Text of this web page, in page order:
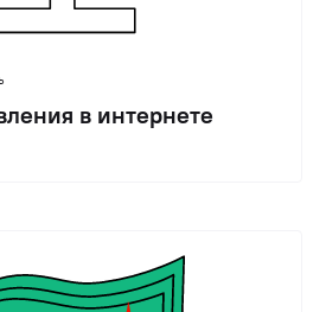
в интернете